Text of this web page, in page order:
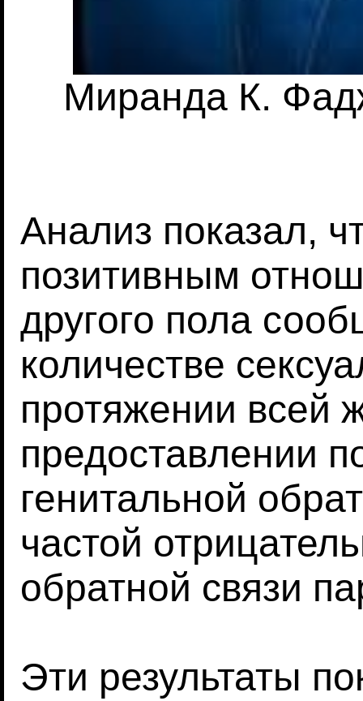
Миранда К.
Анализ показал,
позитивным
другого пола
количестве
протяжении всей
предоставлении
генитальной
частой
обратной связи
Эти результаты